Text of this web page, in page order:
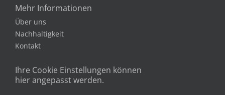
Mehr Informationen
Über uns
Nachhaltigkeit
Kontakt
Ihre Cookie Einstellungen können
hier angepasst werden.